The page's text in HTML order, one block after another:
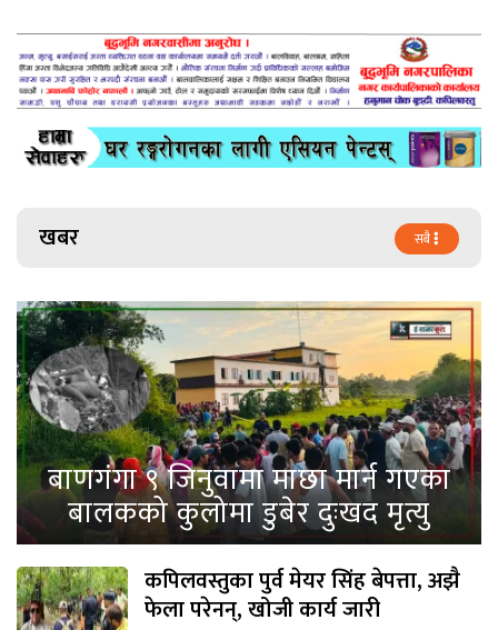
खबर सबै
बाणगंगा ९ जिनुवामा माछा मार्न गएका
बालकको कुलोमा डुबेर दुःखद मृत्यु
कपिलवस्तुका पुर्व मेयर सिंह बेपत्ता, अझै
फेला परेनन्, खोजी कार्य जारी